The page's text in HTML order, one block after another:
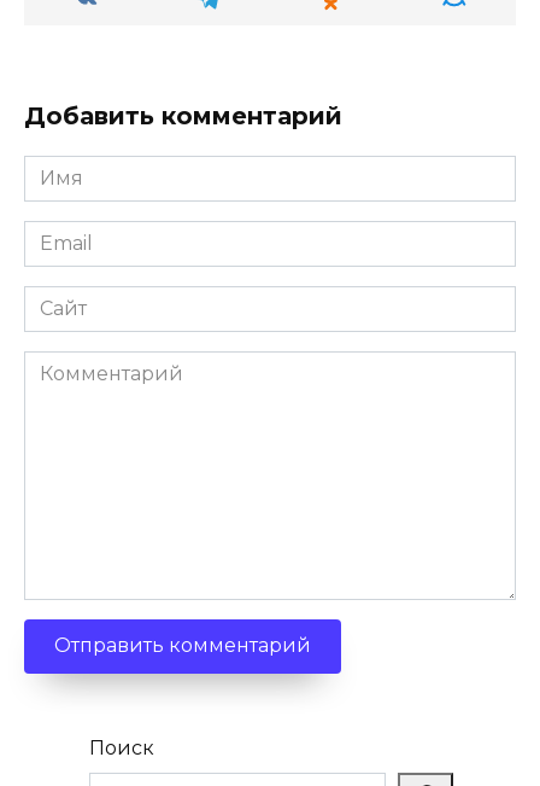
Добавить комментарий
Имя
Email
Сайт
Комментарий
Поиск